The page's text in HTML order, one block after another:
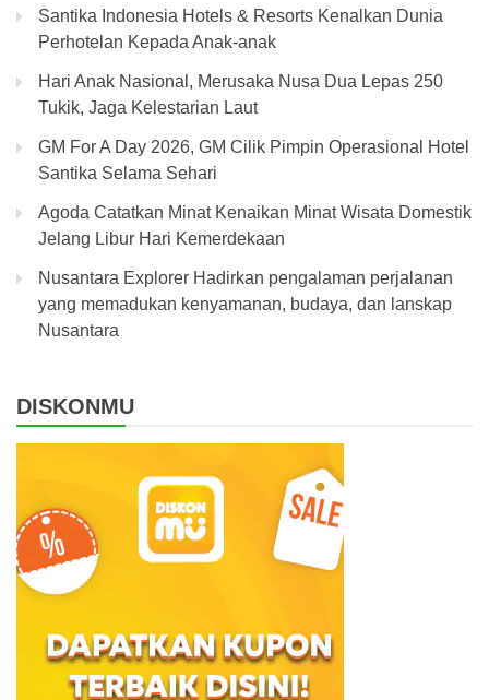
Santika Indonesia Hotels & Resorts Kenalkan Dunia
Perhotelan Kepada Anak-anak
Hari Anak Nasional, Merusaka Nusa Dua Lepas 250
Tukik, Jaga Kelestarian Laut
GM For A Day 2026, GM Cilik Pimpin Operasional Hotel
Santika Selama Sehari
Agoda Catatkan Minat Kenaikan Minat Wisata Domestik
Jelang Libur Hari Kemerdekaan
Nusantara Explorer Hadirkan pengalaman perjalanan
yang memadukan kenyamanan, budaya, dan lanskap
Nusantara
DISKONMU